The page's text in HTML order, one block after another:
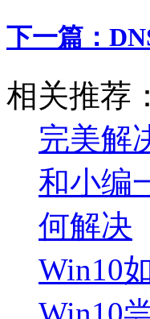
下一篇：
相关推荐：
完美解
和小编
何解决
Win10